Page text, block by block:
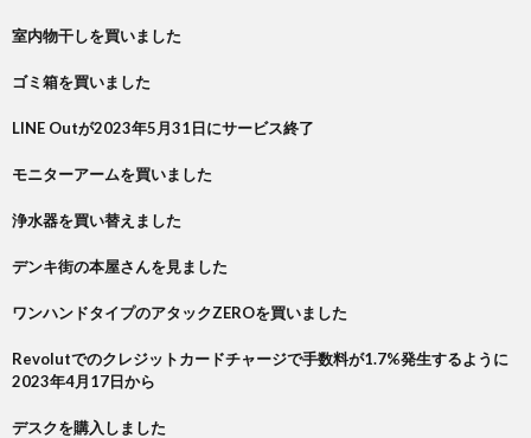
室内物干しを買いました
ゴミ箱を買いました
LINE Outが2023年5月31日にサービス終了
モニターアームを買いました
浄水器を買い替えました
デンキ街の本屋さんを見ました
ワンハンドタイプのアタックZEROを買いました
Revolutでのクレジットカードチャージで手数料が1.7%発生するように
2023年4月17日から
デスクを購入しました